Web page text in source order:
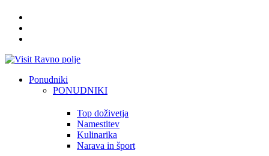
Ponudniki
PONUDNIKI
Top doživetja
Namestitev
Kulinarika
Narava in šport